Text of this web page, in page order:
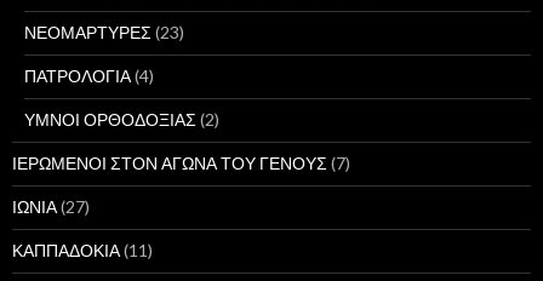
ΝΕΟΜΑΡΤΥΡΕΣ (23)
ΠΑΤΡΟΛΟΓΙΑ(4)
ΥΜΝΟΙ ΟΡΘΟΔΟΞΙΑΣ (2)
ΙΕΡΩΜΕΝΟΙ ΣΤΟΝ ΑΓΩΝΑ ΤΟΥ ΓΕΝΟΥΣ (7)
ΙΩΝΙΑ(27)
ΚΑΠΠΑΔΟΚΙΑ(11)